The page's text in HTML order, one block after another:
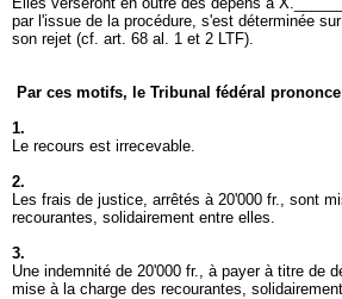
par l'issue de la procédure, s'est déterminée
son rejet (cf. art. 68 al. 1 et 2 LTF).
Par ces motifs, le Tribunal fédéral
1.
Le recours est irrecevable.
2.
Les frais de justice, arrêtés à 20'000 fr., sont
recourantes, solidairement entre elles.
3.
Une indemnité de 20'000 fr., à payer à titre de
mise à la charge des recourantes,